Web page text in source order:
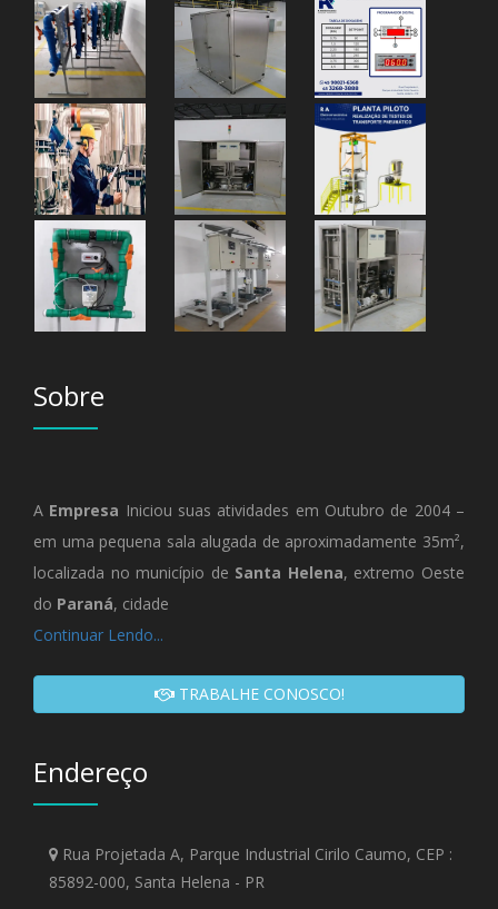
Sobre
A Empresa Iniciou suas atividades em Outubro de 2004 –
em uma pequena sala alugada de aproximadamente 35m²,
localizada no município de Santa Helena, extremo Oeste
do Paraná, cidade
Continuar Lendo...
TRABALHE CONOSCO!
Endereço
Rua Projetada A, Parque Industrial Cirilo Caumo, CEP :
85892-000, Santa Helena - PR